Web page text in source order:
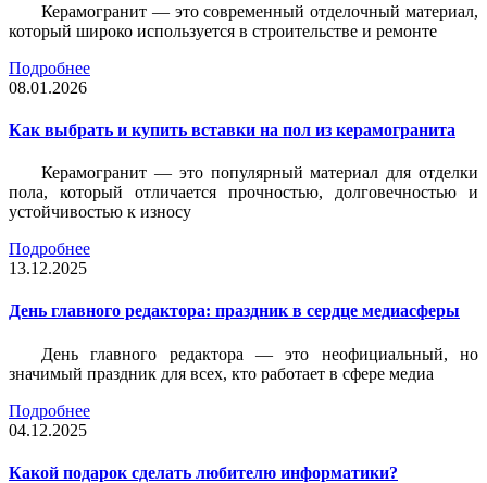
Керамогранит — это современный отделочный материал,
который широко используется в строительстве и ремонте
Подробнее
08.01.2026
Как выбрать и купить вставки на пол из керамогранита
Керамогранит — это популярный материал для отделки
пола, который отличается прочностью, долговечностью и
устойчивостью к износу
Подробнее
13.12.2025
День главного редактора: праздник в сердце медиасферы
День главного редактора — это неофициальный, но
значимый праздник для всех, кто работает в сфере медиа
Подробнее
04.12.2025
Какой подарок сделать любителю информатики?